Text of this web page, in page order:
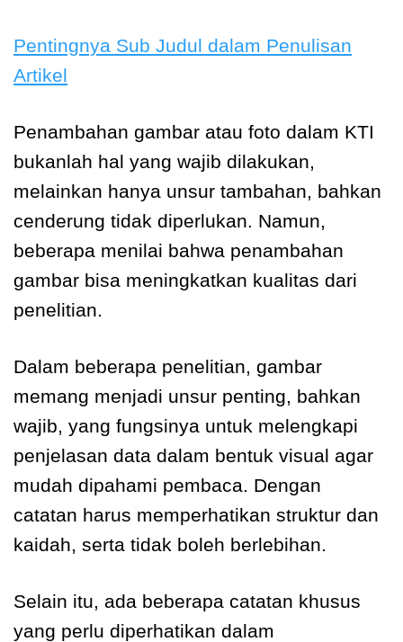
Pentingnya Sub Judul dalam Penulisan
Artikel
Penambahan gambar atau foto dalam KTI
bukanlah hal yang wajib dilakukan,
melainkan hanya unsur tambahan, bahkan
cenderung tidak diperlukan. Namun,
beberapa menilai bahwa penambahan
gambar bisa meningkatkan kualitas dari
penelitian.
Dalam beberapa penelitian, gambar
memang menjadi unsur penting, bahkan
wajib, yang fungsinya untuk melengkapi
penjelasan data dalam bentuk visual agar
mudah dipahami pembaca. Dengan
catatan harus memperhatikan struktur dan
kaidah, serta tidak boleh berlebihan.
Selain itu, ada beberapa catatan khusus
yang perlu diperhatikan dalam